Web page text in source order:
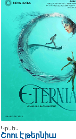
Կրկես
Շոու Էթերնիա